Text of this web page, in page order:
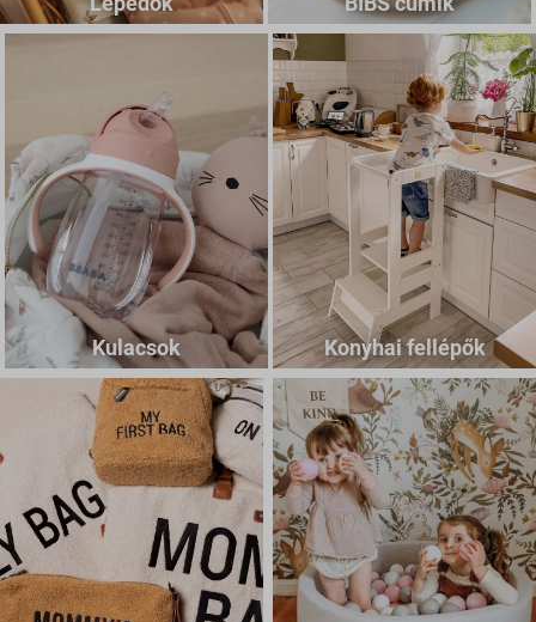
Kulacsok Konyhai fellépők